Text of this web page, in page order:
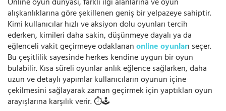
Online oyun dünyası, farklı ilgi alanlarına ve oyun
alışkanlıklarına göre şekillenen geniş bir yelpazeye sahiptir.
Kimi kullanıcılar hızlı ve aksiyon dolu oyunları tercih
ederken, kimileri daha sakin, düşünmeye dayalı ya da
eğlenceli vakit geçirmeye odaklananonline oyunları seçer.
Bu çeşitlilik sayesinde herkes kendine uygun bir oyun
bulabilir. Kısa süreli oyunlar anlık eğlence sağlarken, daha
uzun ve detaylı yapımlar kullanıcıların oyunun içine
çekilmesini sağlayarak zaman geçirmek için yaptıkları oyun
arayışlarına karşılık verir. ⏱️🕹️